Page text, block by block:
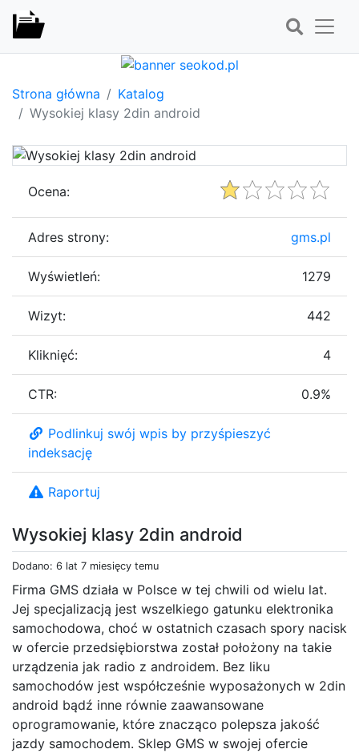
Strona główna
Katalog
Wysokiej klasy 2din android
Wysokiej klasy 2din android
Dodano: 6 lat 7 miesięcy temu
Firma GMS działa w Polsce w tej chwili od wielu lat.
Jej specjalizacją jest wszelkiego gatunku elektronika
samochodowa, choć w ostatnich czasach spory nacisk
w ofercie przedsiębiorstwa został położony na takie
urządzenia jak radio z androidem. Bez liku
samochodów jest współcześnie wyposażonych w 2din
android bądź inne równie zaawansowane
oprogramowanie, które znacząco polepsza jakość
jazdy samochodem. Sklep GMS w swojej ofercie
Ocena:
Adres strony: gms.pl
Wyświetleń: 1279
Wizyt: 442
Kliknięć: 4
CTR: 0.9%
Podlinkuj swój wpis by przyśpieszyć
indeksację
Raportuj